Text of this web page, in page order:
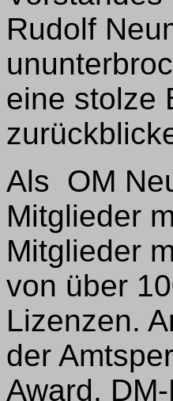
Rudolf
eine stolze
Als OM
Mitglieder
Mitglieder
von über
Lizenzen.
der
Award,